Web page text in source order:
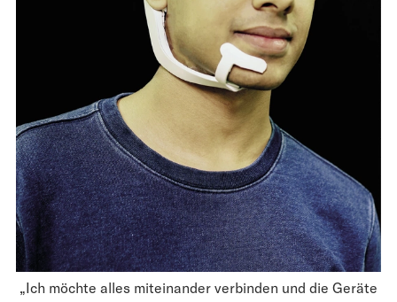
„Ich möchte alles miteinander verbinden und die Geräte